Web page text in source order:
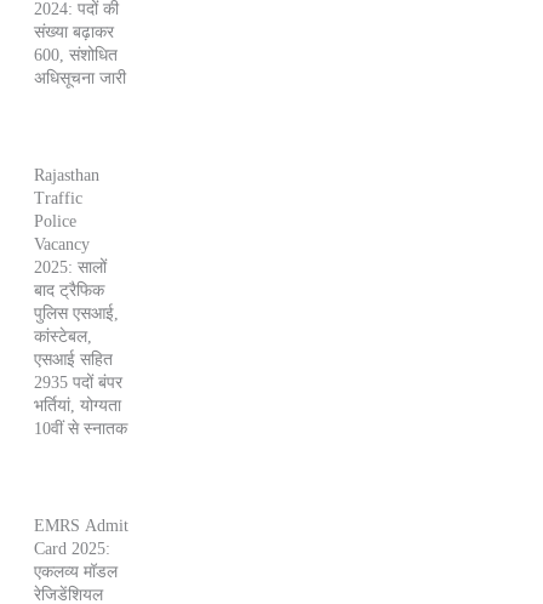
2024: पदों की
संख्या बढ़ाकर
600, संशोधित
अधिसूचना जारी
Rajasthan
Traffic
Police
Vacancy
2025: सालों
बाद ट्रैफिक
पुलिस एसआई,
कांस्टेबल,
एसआई सहित
2935 पदों बंपर
भर्तियां, योग्यता
10वीं से स्नातक
EMRS Admit
Card 2025:
एकलव्य मॉडल
रेजिडेंशियल